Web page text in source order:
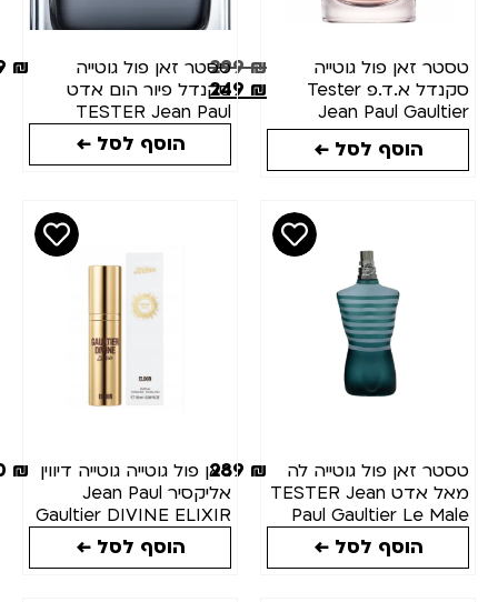
מצב
טסטר זאן פול גוטייה
סקנדל א.ד.פ Tester
Jean Paul Gaultier
Scandal Eau de Parfum
299
249
הוסף לסל ←
טסטר זאן פול גוטייה
סקנדל פיור הום אדט
TESTER Jean Paul
Gaultier Scandal Pour
Homme Eau de Toilette
219
הוסף לסל ←
טסטר זאן פול גוטייה לה
מאל אדט TESTER Jean
Paul Gaultier Le Male
Eau de Toilette 125ml
289 ₪
הוסף לסל ←
ג'אן פול גוטייה גוטייה דיווין
אליקסיר Jean Paul
Gaultier DIVINE ELIXIR
Parfum 10ml
50 ₪
הוסף לסל ←